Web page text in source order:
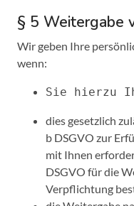
§ 5 Weitergabe
Wir geben Ihre
wenn:
Sie hierzu
dies gesetzlich
b DSGVO zur
mit Ihnen
DSGVO für die
Verpflichtung